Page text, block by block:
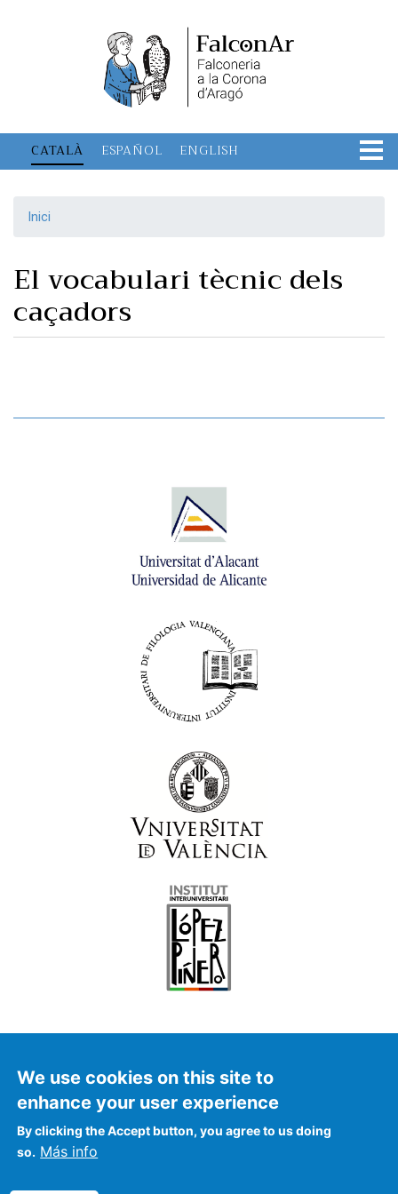
al
contingut
CATALÀ ESPAÑOL ENGLISH
Inici
El vocabulari tècnic dels
caçadors
© FalconAr 2021
We use cookies on this site to
enhance your user experience
By clicking the Accept button, you agree to us doing
so. Más info